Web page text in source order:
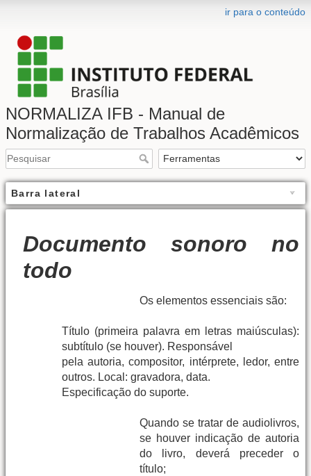
ir para o conteúdo
NORMALIZA IFB - Manual de
Normalização de Trabalhos Acadêmicos
Barra lateral
Documento sonoro no
todo
Os elementos essenciais são:
Título (primeira palavra em letras maiúsculas):
subtítulo (se houver). Responsável
pela autoria, compositor, intérprete, ledor, entre
outros. Local: gravadora, data.
Especificação do suporte.
Quando se tratar de audiolivros,
se houver indicação de autoria
do livro, deverá preceder o
título;